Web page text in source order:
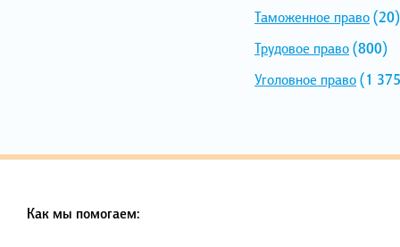
Таможенное право(20)
Трудовое право(800)
Уголовное право(1
Как мы помогаем: